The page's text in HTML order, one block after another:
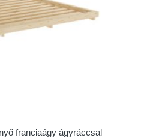
franciaágy ágyráccsal